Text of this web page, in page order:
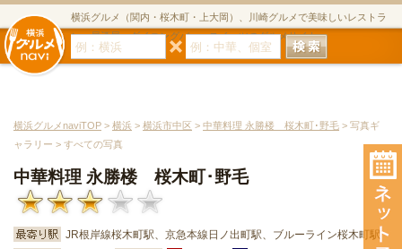
横浜グルメ（関内・桜木町・上大岡）、川崎グルメで美味しいレストラ
ン・居酒屋・ダイニングバー・スイーツのグルメサイト
横浜グルメnaviTOP > 横浜 > 横浜市中区 > 中華料理 永勝楼 桜木町･野毛 > 写真ギ
ャラリー > すべての写真
中華料理 永勝楼 桜木町･野毛
JR根岸線桜木町駅、京急本線日ノ出町駅、ブルーライン桜木町駅